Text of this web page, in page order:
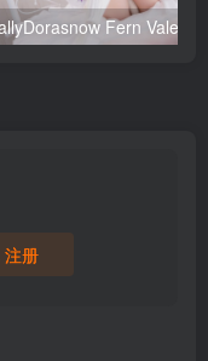
注册